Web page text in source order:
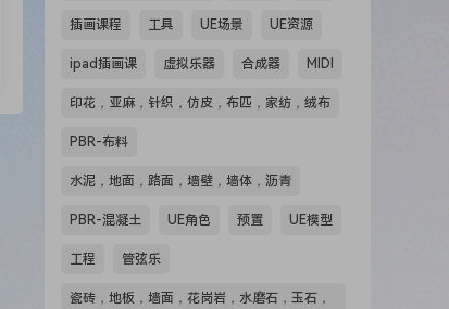
插画课程 工具 UE场景 UE资源
ipad插画课 虚拟乐器 合成器 MIDI
印花，亚麻，针织，仿皮，布匹，家纺，绒布
PBR-布料
水泥，地面，路面，墙壁，墙体，沥青
PBR-混凝土 UE角色 预置 UE模型
工程 管弦乐
瓷砖，地板，墙面，花岗岩，水磨石，玉石，